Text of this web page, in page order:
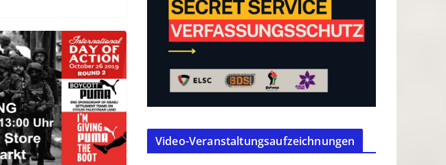
Video-Veranstaltungsaufzeichnungen